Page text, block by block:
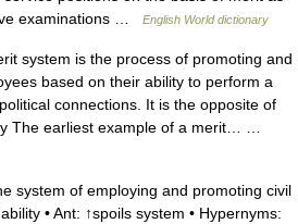
examinations …
English World dictionary
system is the process of promoting and
based on their ability to perform a
connections. It is the opposite of
The earliest example of a merit… …
system of employing and promoting civil
• Ant: ↑spoils system • Hypernyms: